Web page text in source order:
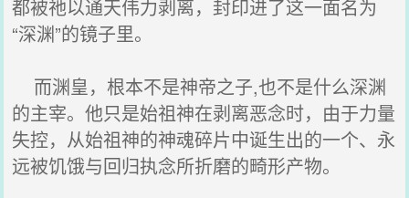
都被祂以通天伟力剥离，封印进了这一面名为
“深渊”的镜子里。
而渊皇，根本不是神帝之子,也不是什么深渊
的主宰。他只是始祖神在剥离恶念时，由于力量
失控，从始祖神的神魂碎片中诞生出的一个、永
远被饥饿与回归执念所折磨的畸形产物。